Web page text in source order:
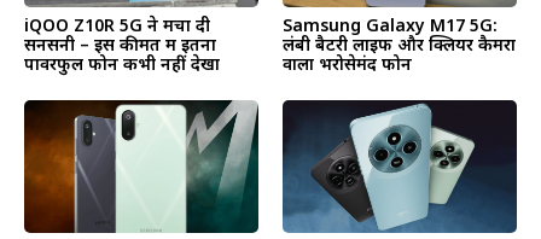
iQOO Z10R 5G ने मचा दी
सनसनी – इस कीमत में इतना
पावरफुल फोन कभी नहीं देखा
Samsung Galaxy M17 5G:
लंबी बैटरी लाइफ और क्लियर कैमरा
वाला भरोसेमंद फोन